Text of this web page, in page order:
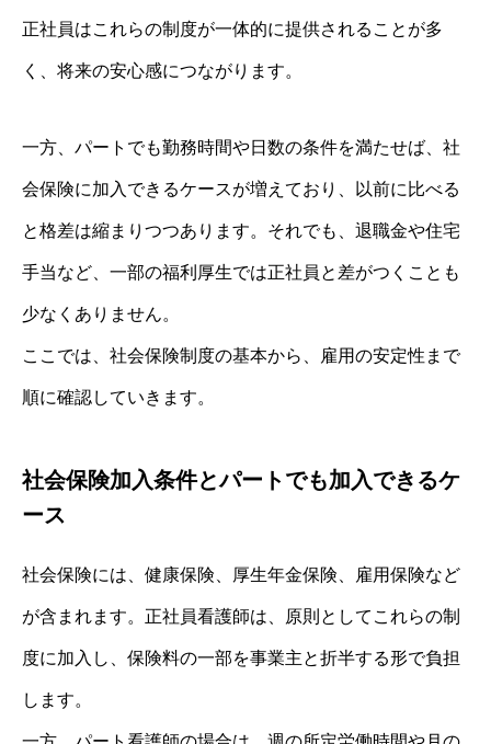
正社員はこれらの制度が一体的に提供されることが多
く、将来の安心感につながります。
一方、パートでも勤務時間や日数の条件を満たせば、社
会保険に加入できるケースが増えており、以前に比べる
と格差は縮まりつつあります。それでも、退職金や住宅
手当など、一部の福利厚生では正社員と差がつくことも
少なくありません。
ここでは、社会保険制度の基本から、雇用の安定性まで
順に確認していきます。
社会保険加入条件とパートでも加入できるケ
ース
社会保険には、健康保険、厚生年金保険、雇用保険など
が含まれます。正社員看護師は、原則としてこれらの制
度に加入し、保険料の一部を事業主と折半する形で負担
します。